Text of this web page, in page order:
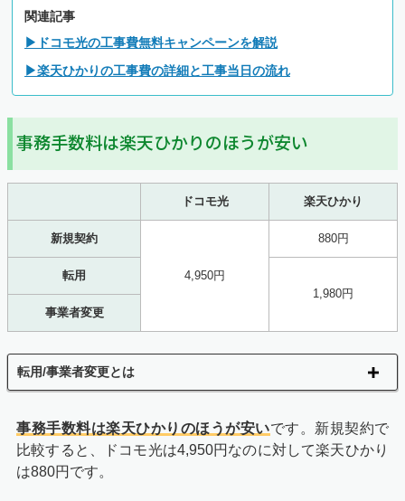
関連記事
▶ドコモ光の工事費無料キャンペーンを解説
▶楽天ひかりの工事費の詳細と工事当日の流れ
事務手数料は楽天ひかりのほうが安い
ドコモ光 楽天ひかり
新規契約
4,950円
880円
転用
1,980円
事業者変更
転用/事業者変更とは
事務手数料は楽天ひかりのほうが安いです。新規契約で
比較すると、ドコモ光は4,950円なのに対して楽天ひかり
は880円です。